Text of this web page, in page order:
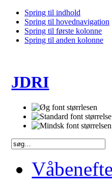
Spring til indhold
Spring til hovednavigation
Spring til første kolonne
Spring til anden kolonne
JDRI